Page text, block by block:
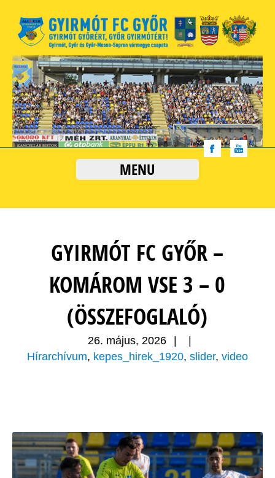
MENU
GYIRMÓT FC GYŐR –
KOMÁROM VSE 3 – 0
(ÖSSZEFOGLALÓ)
26. május, 2026
Hírarchívum, kepes_hirek_1920, slider, video